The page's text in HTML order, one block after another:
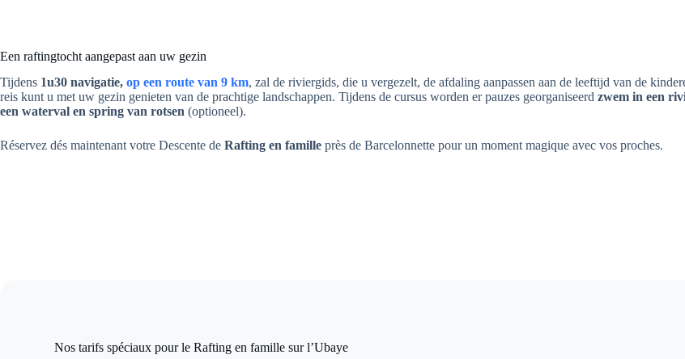
Een raftingtocht aangepast aan uw gezin
Tijdens 1u30 navigatie, op een route van 9 km, zal de riviergids, die u vergezelt, de afdaling aanpassen aan de leeftijd van de
reis kunt u met uw gezin genieten van de prachtige landschappen. Tijdens de cursus worden er pauzes georganiseerd zwem in een
een waterval en spring van rotsen (optioneel).
Réservez dés maintenant votre Descente de Rafting en famille près de Barcelonnette pour un moment magique avec vos proches.
Nos tarifs spéciaux pour le Rafting en famille sur l’Ubaye